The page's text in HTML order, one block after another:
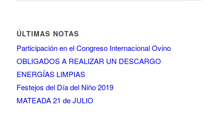
ÚLTIMAS NOTAS
Participación en el Congreso Internacional Ovino
OBLIGADOS A REALIZAR UN DESCARGO
ENERGÍAS LIMPIAS
Festejos del Día del Niño 2019
MATEADA 21 de JULIO